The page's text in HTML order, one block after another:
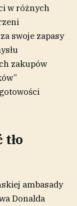
w różnych
swoje zapasy
zakupów
tło
ambasady
Donalda